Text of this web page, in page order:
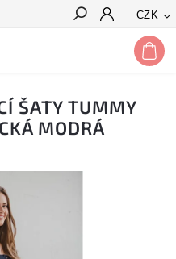
CZK
Hledat
ŠATY TUMMY
MODRÁ